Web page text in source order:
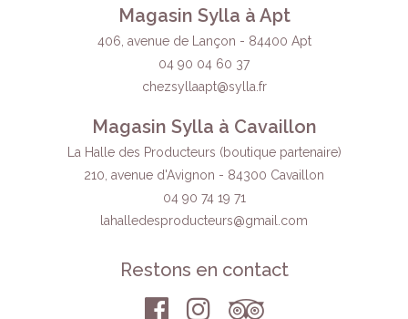
Magasin Sylla à Apt
406, avenue de Lançon - 84400 Apt
04 90 04 60 37
chezsyllaapt@sylla.fr
Magasin Sylla à Cavaillon
La Halle des Producteurs (boutique partenaire)
210, avenue d'Avignon - 84300 Cavaillon
04 90 74 19 71
lahalledesproducteurs@gmail.com
Restons en contact